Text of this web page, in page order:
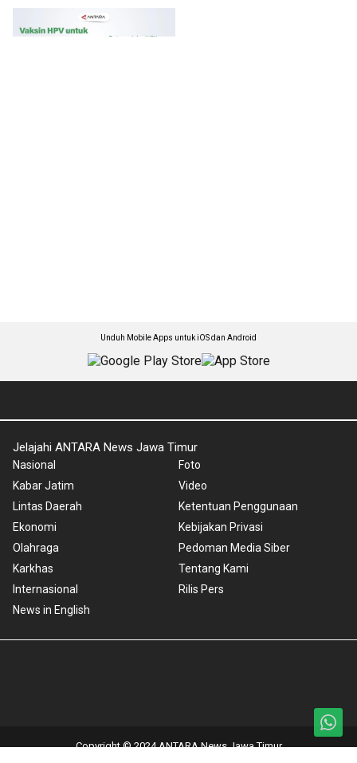
Unduh Mobile Apps untuk iOS dan Android
Jelajahi ANTARA News Jawa Timur
Nasional
Kabar Jatim
Lintas Daerah
Ekonomi
Olahraga
Karkhas
Internasional
News in English
Foto
Video
Ketentuan Penggunaan
Kebijakan Privasi
Pedoman Media Siber
Tentang Kami
Rilis Pers